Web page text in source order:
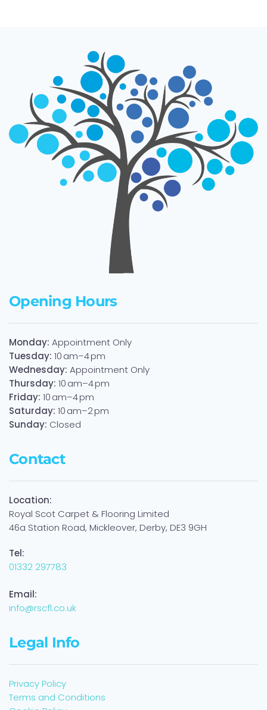
Opening Hours
Monday: Appointment Only
Tuesday: 10 am–4 pm
Wednesday: Appointment Only
Thursday: 10 am–4 pm
Friday: 10 am–4 pm
Saturday: 10 am–2 pm
Sunday: Closed
Contact
Location:
Royal Scot Carpet & Flooring Limited
46a Station Road, Mickleover, Derby, DE3 9GH
Tel:
01332 297783
Email:
info@rscfl.co.uk
Legal Info
Privacy Policy
Terms and Conditions